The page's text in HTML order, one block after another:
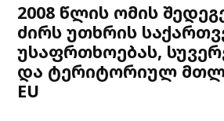
2008 წლის ომის
ძირს უთხრის
უსაფრთხოებას,
და ტერიტორიულ
EU